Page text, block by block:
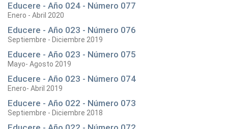
Educere - Año 024 - Número 077
Enero - Abril 2020
Educere - Año 023 - Número 076
Septiembre - Diciembre 2019
Educere - Año 023 - Número 075
Mayo- Agosto 2019
Educere - Año 023 - Número 074
Enero- Abril 2019
Educere - Año 022 - Número 073
Septiembre - Diciembre 2018